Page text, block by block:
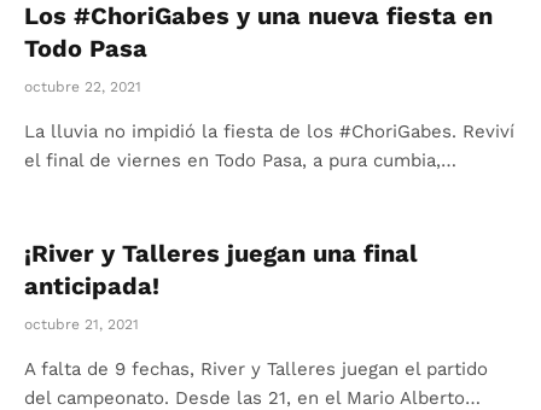
Los #ChoriGabes y una nueva fiesta en
Todo Pasa
octubre 22, 2021
La lluvia no impidió la fiesta de los #ChoriGabes. Reviví
el final de viernes en Todo Pasa, a pura cumbia,…
¡River y Talleres juegan una final
anticipada!
octubre 21, 2021
A falta de 9 fechas, River y Talleres juegan el partido
del campeonato. Desde las 21, en el Mario Alberto…